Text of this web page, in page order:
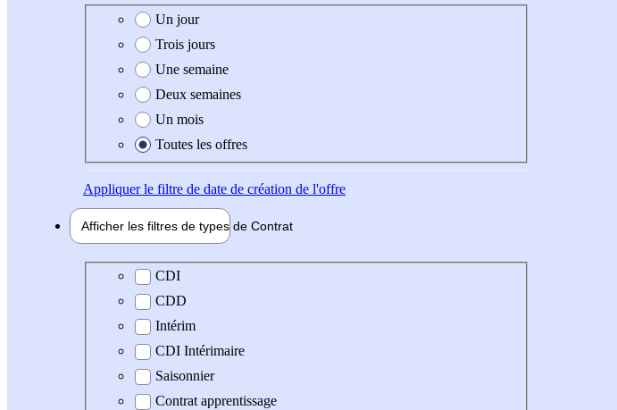
Date de création de l'offre
Un jour
Trois jours
Une semaine
Deux semaines
Un mois
Toutes les offres
Appliquerle filtre de date de création de l'offre
Afficher les filtres de types de Contrat
Type de contrat
CDI
CDD
Intérim
CDI Intérimaire
Saisonnier
Contrat apprentissage